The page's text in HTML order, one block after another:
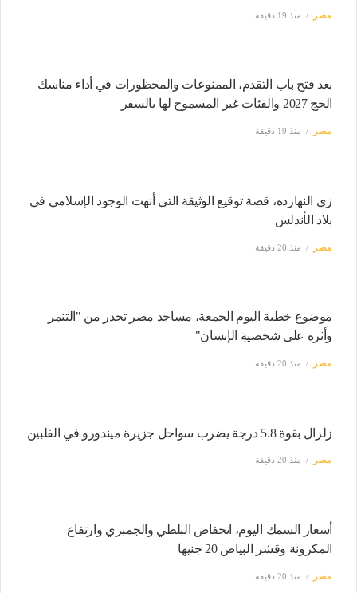
مصر منذ 19 دقيقة
بعد فتح باب التقدم، الممنوعات والمحظورات في أداء مناسك
الحج 2027 والفئات غير المسموح لها بالسفر
مصر منذ 19 دقيقة
زي النهارده، قصة توقيع الوثيقة التي أنهت الوجود الإسلامي في
بلاد الأندلس
مصر منذ 20 دقيقة
موضوع خطبة اليوم الجمعة، مساجد مصر تحذر من "التنمر
وأثره على شخصيةِ الإنسان"
مصر منذ 20 دقيقة
زلزال بقوة 5.8 درجة يضرب سواحل جزيرة ميندورو في الفلبين
مصر منذ 20 دقيقة
أسعار السمك اليوم، انخفاض البلطي والجمبري وارتفاع
المكرونة وقشر البياض 20 جنيها
مصر منذ 20 دقيقة